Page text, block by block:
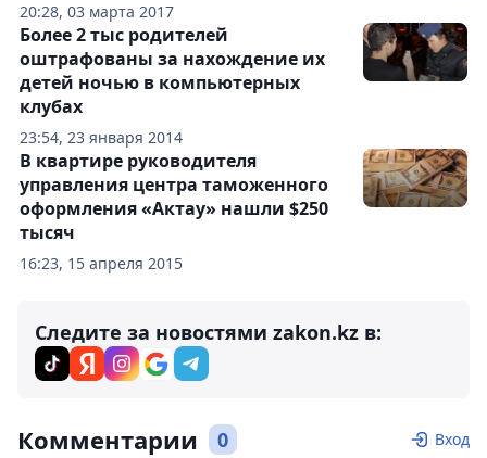
20:28, 03 марта 2017
23:54, 23 января 2014
Более 2 тыc родителей
оштрафованы за нахождение их
детей ночью в компьютерных
клубах
16:23, 15 апреля 2015
В квартире руководителя
управления центра таможенного
оформления «Актау» нашли $250
тысяч
Следите за новостями zakon.kz в:
Комментарии 0 Вход